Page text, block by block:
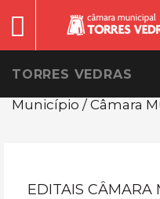
TORRES VEDRAS
Município / Câmara
EDITAIS CÂMARA